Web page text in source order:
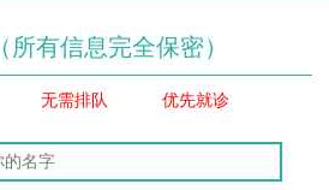
（所有信息完全保密）
无需排队 优先就诊